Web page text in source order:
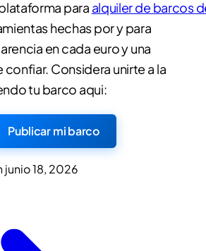
para alquiler de barcos
hechas por y para
en cada euro y una
Considera unirte a la
tu barco aqui:
Publicar mi barco
junio 18, 2026